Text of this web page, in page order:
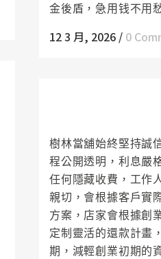
金後盾，急用钱不用
12 3 月, 2026 / 0
樹林當舖始終堅持誠
程公開透明，利息嚴
任何隱藏收費，工作
親切，會根據客戶實
方案，店家會根據創
定制靈活的還款計畫
期，減輕創業初期的